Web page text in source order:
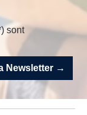
sont
Newsletter →